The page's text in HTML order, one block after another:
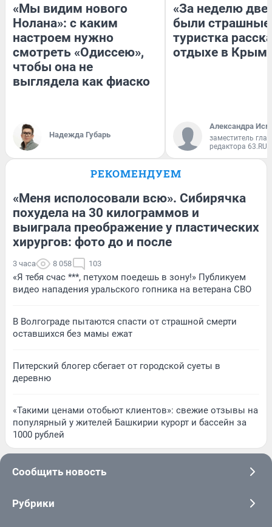
«Мы видим нового
Нолана»: с каким
настроем нужно
смотреть «Одиссею»,
чтобы она не
выглядела как фиаско
Надежда Губарь
«За неделю две
были
туристка
отдыхе в
Александра
заместитель
редактора 63.RU
РЕКОМЕНДУЕМ
«Меня исполосовали всю». Сибирячка
похудела на 30 килограммов и
выиграла преображение у пластических
хирургов: фото до и после
3 часа 8 058 103
«Я тебя счас ***, петухом поедешь в зону!» Публикуем
видео нападения уральского гопника на ветерана СВО
В Волгограде пытаются спасти от страшной смерти
оставшихся без мамы ежат
Питерский блогер сбегает от городской суеты в
деревню
«Такими ценами отобьют клиентов»: свежие отзывы на
популярный у жителей Башкирии курорт и бассейн за
1000 рублей
Сообщить новость
Рубрики